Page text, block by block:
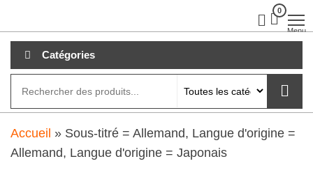
au
contenu
0
Menu
Catégories
Accueil » Sous-titré = Allemand, Langue d'origine =
Allemand, Langue d'origine = Japonais